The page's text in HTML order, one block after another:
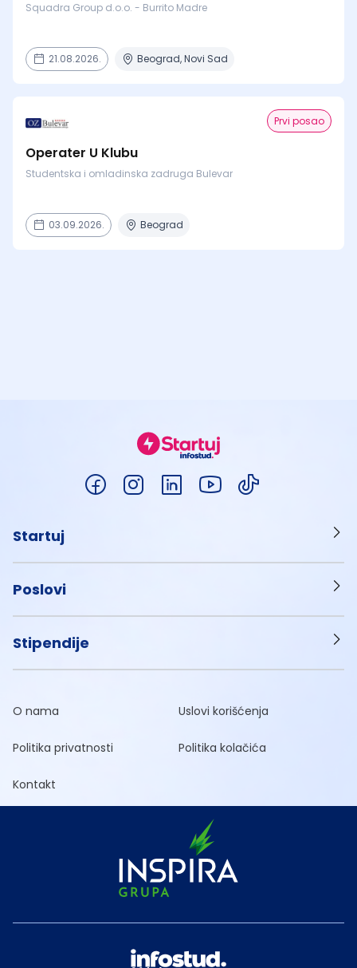
Squadra Group d.o.o. - Burrito Madre
21.08.2026. Beograd, Novi Sad
Prvi posao
Operater U Klubu
Studentska i omladinska zadruga Bulevar
03.09.2026. Beograd
Startuj
Poslovi
Stipendije
O nama Uslovi korišćenja
Politika privatnosti Politika kolačića
Kontakt